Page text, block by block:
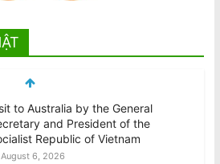
to Australia by the General
Republic of Vietnam
August 6, 2026